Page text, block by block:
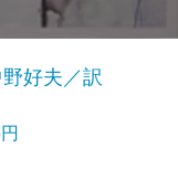
好夫／訳
円